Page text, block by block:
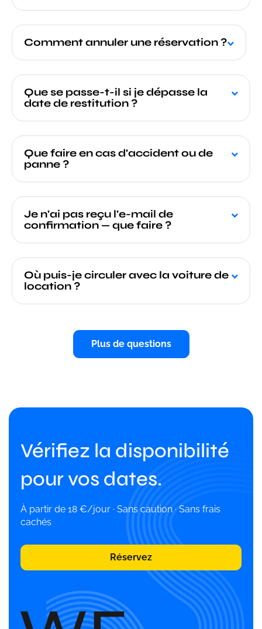
Comment annuler une réservation ?
Que se passe-t-il si je dépasse la
date de restitution ?
Que faire en cas d'accident ou de
panne ?
Je n'ai pas reçu l'e-mail de
confirmation — que faire ?
Où puis-je circuler avec la voiture de
location ?
Plus de questions
Vérifiez la disponibilité
pour vos dates.
À partir de 18 €/jour · Sans caution · Sans frais
cachés
Réservez